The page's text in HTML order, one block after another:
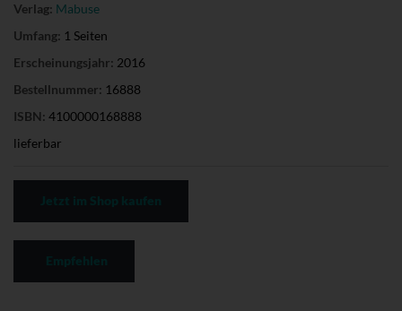
Verlag: Mabuse
Umfang: 1 Seiten
Erscheinungsjahr: 2016
Bestellnummer: 16888
ISBN: 4100000168888
lieferbar